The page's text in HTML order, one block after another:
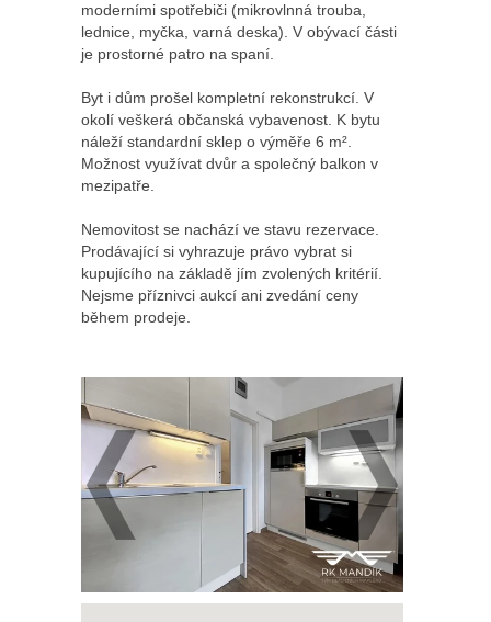
moderními spotřebiči (mikrovlnná trouba,
lednice, myčka, varná deska). V obývací části
je prostorné patro na spaní.
Byt i dům prošel kompletní rekonstrukcí. V
okolí veškerá občanská vybavenost. K bytu
náleží standardní sklep o výměře 6 m².
Možnost využívat dvůr a společný balkon v
mezipatře.
Nemovitost se nachází ve stavu rezervace.
Prodávající si vyhrazuje právo vybrat si
kupujícího na základě jím zvolených kritérií.
Nejsme příznivci aukcí ani zvedání ceny
během prodeje.